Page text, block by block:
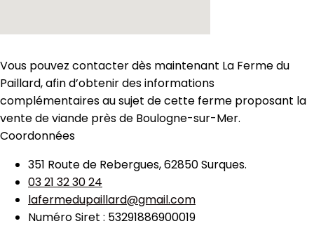
Vous pouvez contacter dès maintenant La Ferme du
Paillard, afin d’obtenir des informations
complémentaires au sujet de cette ferme proposant la
vente de viande près de Boulogne-sur-Mer.
Coordonnées
351 Route de Rebergues, 62850 Surques.
03 21 32 30 24
lafermedupaillard@gmail.com
Numéro Siret : 53291886900019